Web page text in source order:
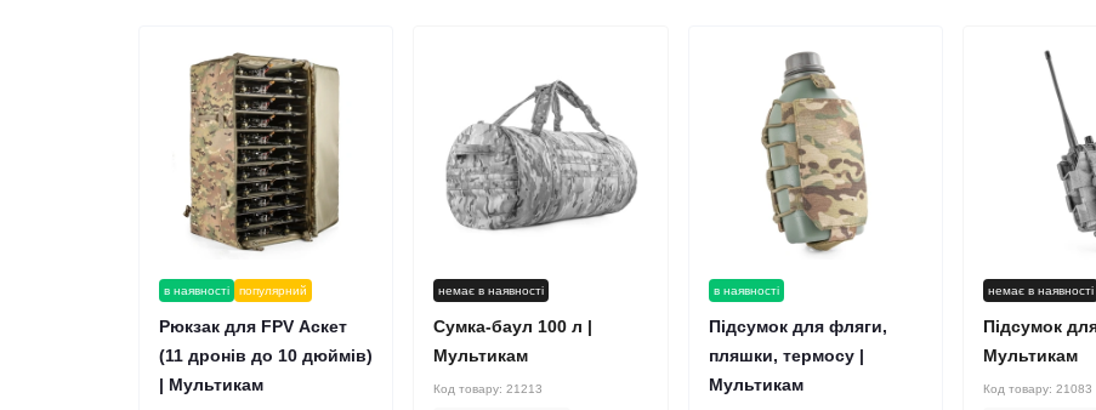
в наявності популярний
Рюкзак для FPV Аскет
(11 дронів до 10 дюймів)
| Мультикам
немає в наявності
Сумка-баул 100 л |
Мультикам
Код товару:21213
в наявності
Підсумок для фляги,
пляшки, термосу |
Мультикам
немає в наявності
Підсумок
Мультикам
Код товару:21083